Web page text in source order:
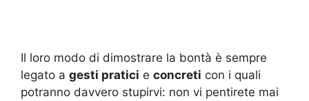
Il loro modo di dimostrare la bontà è sempre
legato a gesti pratici e concreti con i quali
potranno davvero stupirvi: non vi pentirete mai